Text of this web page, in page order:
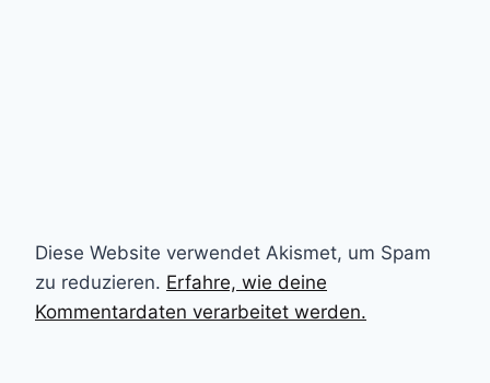
Diese Website verwendet Akismet, um Spam
zu reduzieren. Erfahre, wie deine
Kommentardaten verarbeitet werden.